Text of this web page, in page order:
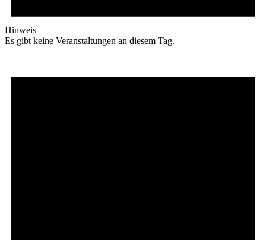
Hinweis
Es gibt keine Veranstaltungen an diesem Tag.